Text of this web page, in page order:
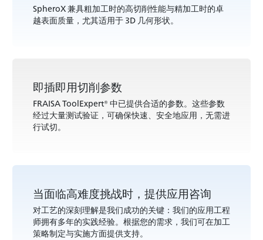
SpheroX 兼具粗加工时的高切削性能与精加工时的卓
越表面质量，尤其适用于 3D 几何形状。
即插即用切削参数
FRAISA ToolExpert® 中已提供合适的参数。这些参数
经过大量测试验证，可确保快速、安全地应用，无需进
行试切。
当面临高难度挑战时，提供应用咨询
对工艺的深刻理解是我们成功的关键：我们的应用工程
师拥有多年的实践经验。根据您的需求，我们可在加工
策略制定与实施方面提供支持。